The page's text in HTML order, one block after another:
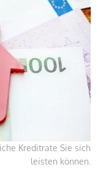
Kreditrate Sie sich
leisten können.